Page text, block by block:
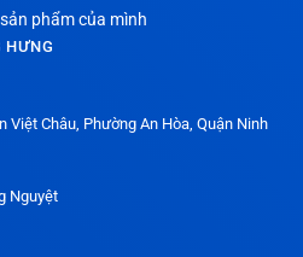
phẩm của mình
HƯNG
Việt Châu, Phường An Hòa, Quận Ninh
Nguyệt